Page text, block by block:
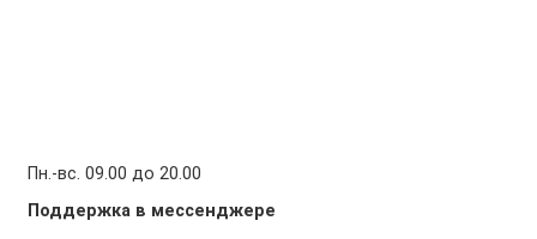
Пн.-вс. 09.00 до 20.00
Поддержка в мессенджере